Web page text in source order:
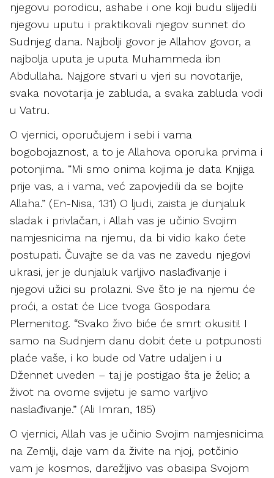
njegovu porodicu, ashabe i one koji budu slijedili
njegovu uputu i praktikovali njegov sunnet do
Sudnjeg dana. Najbolji govor je Allahov govor, a
najbolja uputa je uputa Muhammeda ibn
Abdullaha. Najgore stvari u vjeri su novotarije,
svaka novotarija je zabluda, a svaka zabluda vodi
u Vatru.
O vjernici, oporučujem i sebi i vama
bogobojaznost, a to je Allahova oporuka prvima i
potonjima. “Mi smo onima kojima je data Knjiga
prije vas, a i vama, već zapovjedili da se bojite
Allaha.” (En-Nisa, 131) O ljudi, zaista je dunjaluk
sladak i privlačan, i Allah vas je učinio Svojim
namjesnicima na njemu, da bi vidio kako ćete
postupati. Čuvajte se da vas ne zavedu njegovi
ukrasi, jer je dunjaluk varljivo naslađivanje i
njegovi užici su prolazni. Sve što je na njemu će
proći, a ostat će Lice tvoga Gospodara
Plemenitog. “Svako živo biće će smrt okusiti! I
samo na Sudnjem danu dobit ćete u potpunosti
plaće vaše, i ko bude od Vatre udaljen i u
Džennet uveden – taj je postigao šta je želio; a
život na ovome svijetu je samo varljivo
naslađivanje.” (Ali Imran, 185)
O vjernici, Allah vas je učinio Svojim namjesnicima
na Zemlji, daje vam da živite na njoj, potčinio
vam je kosmos, darežljivo vas obasipa Svojom